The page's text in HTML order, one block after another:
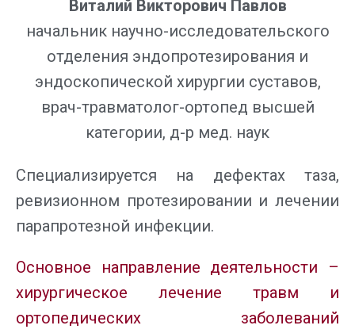
Виталий Викторович Павлов
начальник научно-исследовательского
отделения эндопротезирования и
эндоскопической хирургии суставов,
врач-травматолог-ортопед высшей
категории, д-р мед. наук
Специализируется на дефектах таза,
ревизионном протезировании и лечении
парапротезной инфекции.
Основное направление деятельности –
хирургическое лечение травм и
ортопедических заболеваний